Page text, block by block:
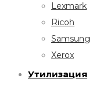
Lexmark
Ricoh
Samsung
Xerox
Утилизация